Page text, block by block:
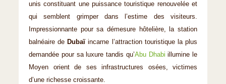
unis constituant une puissance touristique renouvelée et
qui semblent grimper dans l’estime des visiteurs.
Impressionnante pour sa démesure hôtelière, la station
balnéaire de Dubaï incarne l’attraction touristique la plus
demandée pour sa luxure tandis qu’Abu Dhabi illumine le
Moyen orient de ses infrastructures osées, victimes
d’une richesse croissante.